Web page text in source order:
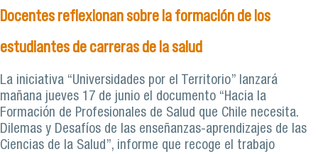
Docentes reflexionan sobre la formación de los
estudiantes de carreras de la salud
La iniciativa “Universidades por el Territorio” lanzará
mañana jueves 17 de junio el documento “Hacia la
Formación de Profesionales de Salud que Chile necesita.
Dilemas y Desafíos de las enseñanzas-aprendizajes de las
Ciencias de la Salud”, informe que recoge el trabajo